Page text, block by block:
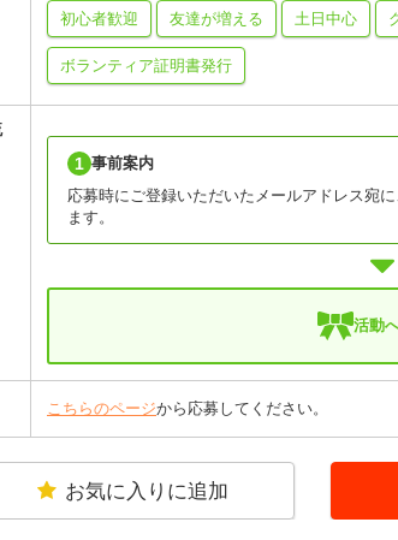
初心者歓迎
友達が増える 土日中心
ボランティア証明書発行
1 事前案内
応募時にご登録いただいたメールアドレス宛
ます。
活動
こちらのページから応募してください。
お気に入りに追加